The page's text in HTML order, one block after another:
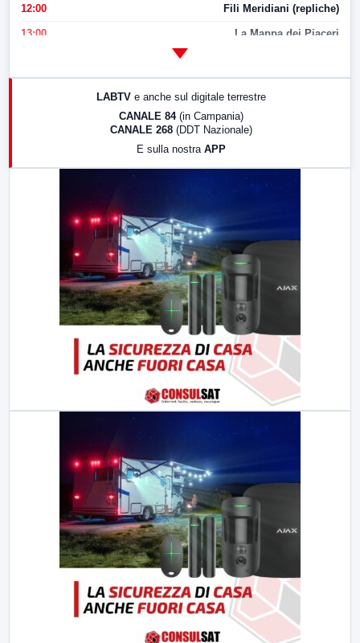
12:00 Fili Meridiani (repliche)
13:00 La Mappa dei Piaceri
17:00 LabNews (replica)
LABTV e anche sul digitale terrestre
CANALE 84 (in Campania)
CANALE 268 (DDT Nazionale)
E sulla nostra APP